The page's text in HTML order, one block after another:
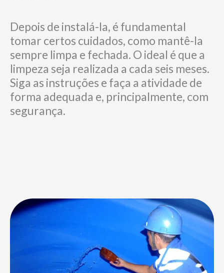
Depois de instalá-la, é fundamental
tomar certos cuidados, como mantê-la
sempre limpa e fechada. O ideal é que a
limpeza seja realizada a cada seis meses.
Siga as instruções e faça a atividade de
forma adequada e, principalmente, com
segurança.